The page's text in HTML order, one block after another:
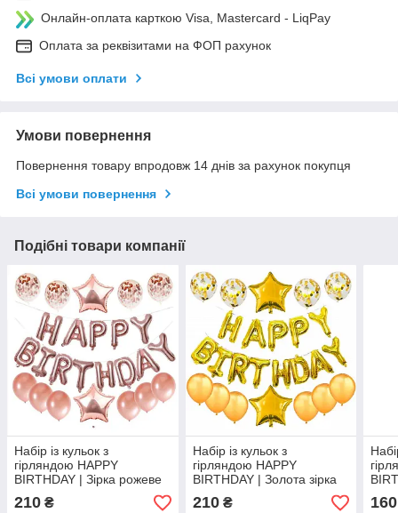
Онлайн-оплата карткою Visa, Mastercard - LiqPay
Оплата за реквізитами на ФОП рахунок
Всі умови оплати
Умови повернення
Повернення товару впродовж 14 днів за рахунок покупця
Всі умови повернення
Подібні товари компанії
Набір із кульок з
гірляндою HAPPY
BIRTHDAY | Зірка рожеве
золото
210 ₴
Набір із кульок з
гірляндою HAPPY
BIRTHDAY | Золота зірка
210₴
зірки
160